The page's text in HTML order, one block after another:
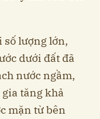
số lượng lớn,
dưới đất đã
nước ngầm,
tăng khả
mặn từ bên